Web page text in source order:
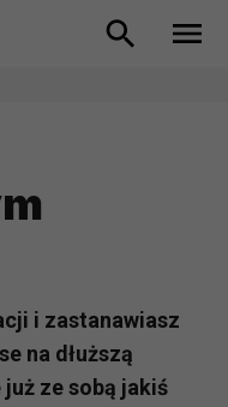
i zastanawiasz
na dłuższą
ze sobą jakiś